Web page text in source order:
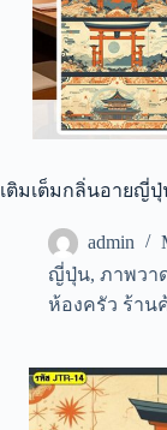
เติมเต็มกลิ่นอายญี่ปุ่
admin
ญี่ปุ่น, ภาพวา
ห้องครัว ร้าน